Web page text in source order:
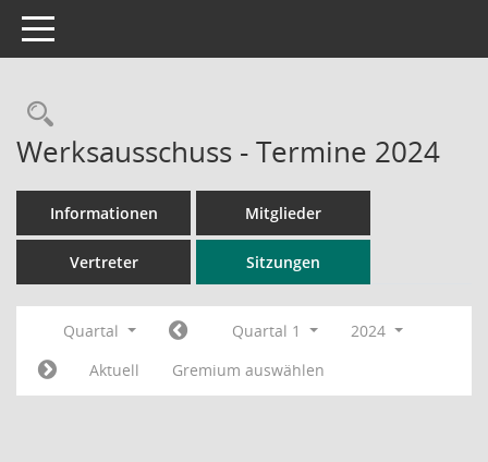
Toggle navigation
Rechercheauswahl
Werksausschuss - Termine 2024
Informationen Mitglieder
Vertreter Sitzungen
Quartal Quartal 1
2024
Aktuell
Gremium auswählen